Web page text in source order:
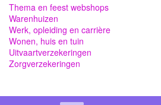
Thema en feest webshops
Warenhuizen
Werk, opleiding en carrière
Wonen, huis en tuin
Uitvaartverzekeringen
Zorgverzekeringen